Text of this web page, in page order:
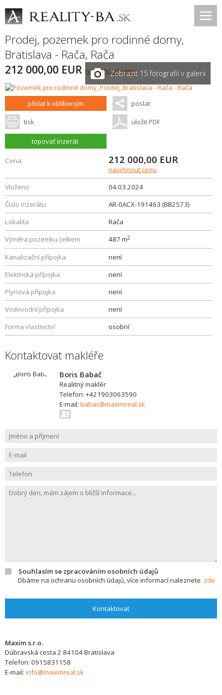
Prodej, pozemek pro rodinné domy,
Bratislava - Rača, Rača
212 000,00 EUR navrhnout cenuZobrazit 15 fotografií v galerii
přidat k oblíbeným poslat
tisk uložit PDF
topovať inzerát
Cena 212 000,00 EUR
navrhnout cenu
Vloženo
04.03.2024
Číslo inzerátu
AR-0ACX-191463 (BB2573)
Lokalita
Rača
Výměra pozemku celkem
487 m2
Kanalizační přípojka
není
Elektrická přípojka
není
Plynová přípojka
není
Vodovodní přípojka
není
Forma vlastnictví
osobní
Kontaktovat makléře
Boris Babač
Realitný maklér
Telefon: +421903063590
E-mail: babac@maximreal.sk
Souhlasím se zpracováním osobních údajů
Dbáme na ochranu osobních údajů, více informací naleznete zde
Kontaktovat
Maxim s.r.o.
Dúbravská cesta 2 84104Bratislava
Telefon: 0915831158
E-mail: info@maximreal.sk